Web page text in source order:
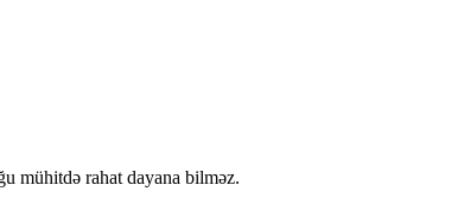
mühitdə rahat dayana bilməz.